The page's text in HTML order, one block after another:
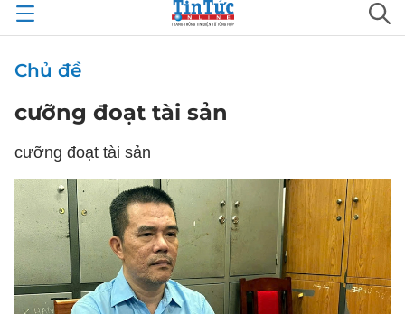
Chủ đề
cưỡng đoạt tài sản
cưỡng đoạt tài sản